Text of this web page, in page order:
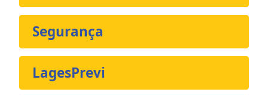
Segurança
LagesPrevi